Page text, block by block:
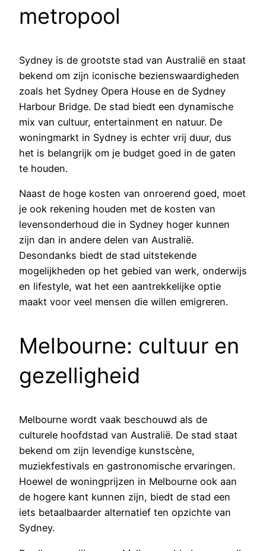
metropool
Sydney is de grootste stad van Australië en staat
bekend om zijn iconische bezienswaardigheden
zoals het Sydney Opera House en de Sydney
Harbour Bridge. De stad biedt een dynamische
mix van cultuur, entertainment en natuur. De
woningmarkt in Sydney is echter vrij duur, dus
het is belangrijk om je budget goed in de gaten
te houden.
Naast de hoge kosten van onroerend goed, moet
je ook rekening houden met de kosten van
levensonderhoud die in Sydney hoger kunnen
zijn dan in andere delen van Australië.
Desondanks biedt de stad uitstekende
mogelijkheden op het gebied van werk, onderwijs
en lifestyle, wat het een aantrekkelijke optie
maakt voor veel mensen die willen emigreren.
Melbourne: cultuur en
gezelligheid
Melbourne wordt vaak beschouwd als de
culturele hoofdstad van Australië. De stad staat
bekend om zijn levendige kunstscène,
muziekfestivals en gastronomische ervaringen.
Hoewel de woningprijzen in Melbourne ook aan
de hogere kant kunnen zijn, biedt de stad een
iets betaalbaarder alternatief ten opzichte van
Sydney.